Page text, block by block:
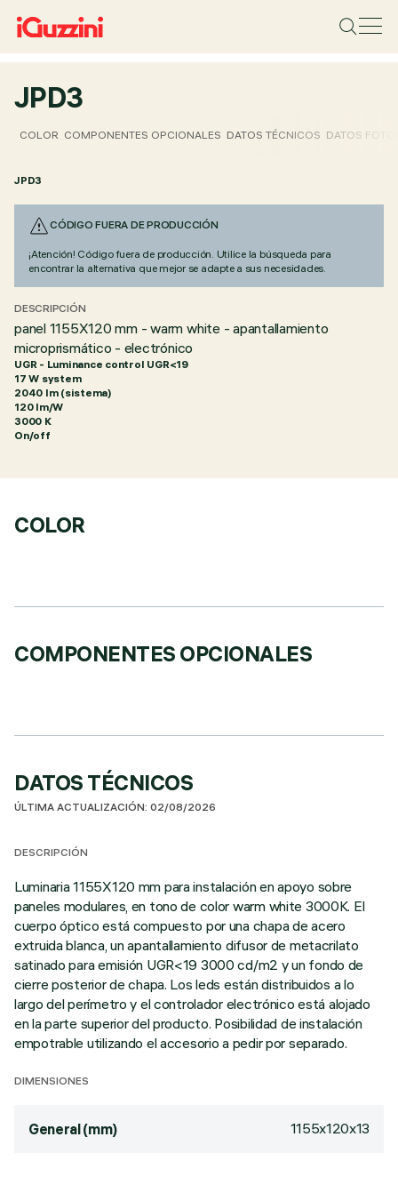
JPD3
COLOR COMPONENTES OPCIONALES DATOS TÉCNICOS DATOS
JPD3
CÓDIGO FUERA DE PRODUCCIÓN
¡Atención! Código fuera de producción. Utilice la búsqueda para
encontrar la alternativa que mejor se adapte a sus necesidades.
DESCRIPCIÓN
panel 1155X120 mm - warm white - apantallamiento
microprismático - electrónico
UGR - Luminance control UGR<19
17 W system
2040 lm (sistema)
120 lm/W
3000 K
On/off
COLOR
COMPONENTES OPCIONALES
DATOS TÉCNICOS
ÚLTIMA ACTUALIZACIÓN: 02/08/2026
DESCRIPCIÓN
Luminaria 1155X120 mm para instalación en apoyo sobre
paneles modulares, en tono de color warm white 3000K. El
cuerpo óptico está compuesto por una chapa de acero
extruida blanca, un apantallamiento difusor de metacrilato
satinado para emisión UGR<19 3000 cd/m2 y un fondo de
cierre posterior de chapa. Los leds están distribuidos a lo
largo del perímetro y el controlador electrónico está alojado
en la parte superior del producto. Posibilidad de instalación
empotrable utilizando el accesorio a pedir por separado.
DIMENSIONES
General (mm) 1155x120x13